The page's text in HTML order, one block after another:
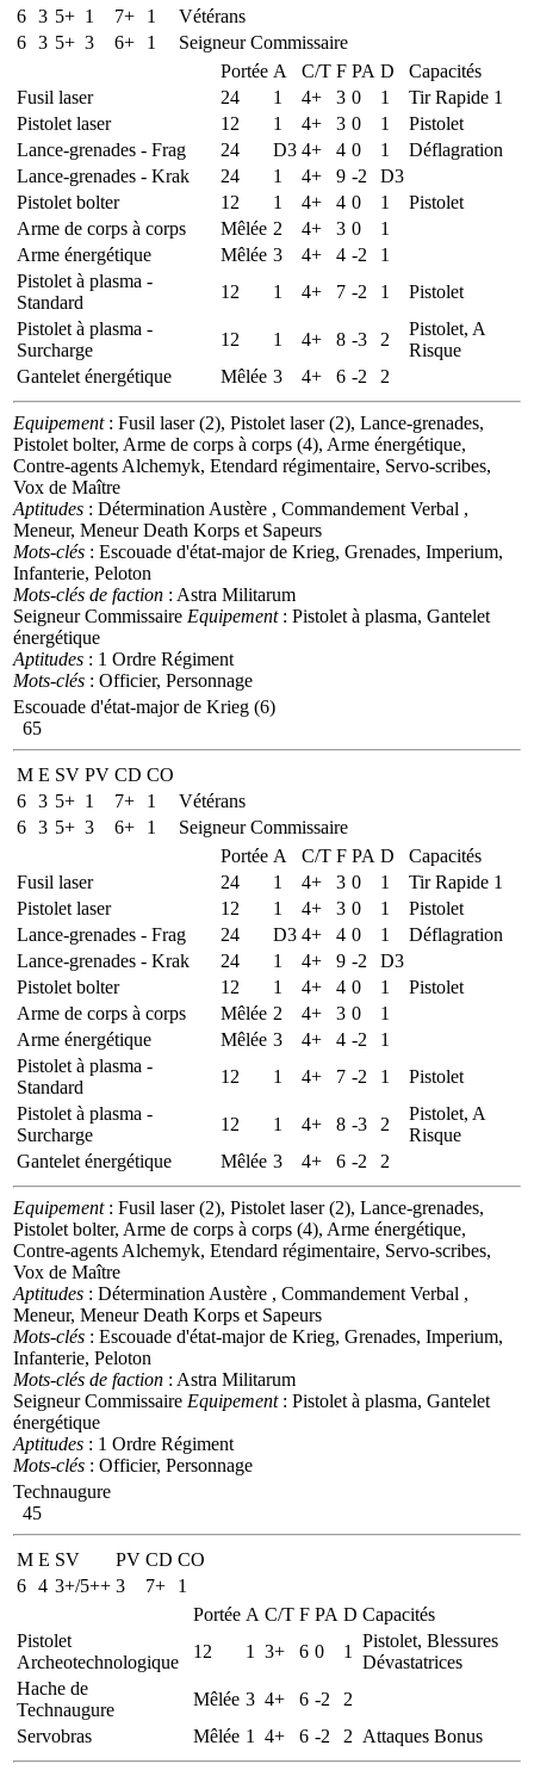
6 3 5+ 1 7+ 1
Vétérans
6 3 5+ 3 6+ 1
Seigneur Commissaire
Portée A C/T F PA D
Capacités
Fusil laser
24 1 4+ 3 0 1
Tir Rapide 1
Pistolet laser
12 1 4+ 3 0 1
Pistolet
Lance-grenades - Frag
24 D3 4+ 4 0 1
Déflagration
Lance-grenades - Krak
24 1 4+ 9 -2
D3
Pistolet bolter
12 1 4+ 4 0 1
Pistolet
Arme de corps à corps
Mêlée 2 4+ 3 0
1
Arme énergétique
Mêlée 3 4+ 4 -2
1
Pistolet à plasma -
Standard
12 1 4+ 7 -2 1
Pistolet
Pistolet à plasma -
Surcharge
12 1 4+ 8 -3 2
Pistolet, A
Risque
Gantelet énergétique
Mêlée 3 4+ 6 -2 2
Equipement: Fusil laser (2), Pistolet laser (2), Lance-grenades,
Pistolet bolter, Arme de corps à corps (4), Arme énergétique,
Contre-agents Alchemyk, Etendard régimentaire, Servo-scribes,
Vox de Maître
Aptitudes : Détermination Austère , Commandement Verbal ,
Meneur, Meneur Death Korps et Sapeurs
Mots-clés : Escouade d'état-major de Krieg, Grenades, Imperium,
Infanterie, Peloton
Mots-clés de faction : Astra Militarum
Seigneur Commissaire Equipement: Pistolet à plasma, Gantelet
énergétique
Aptitudes : 1 Ordre Régiment
Mots-clés : Officier, Personnage
Escouade d'état-major de Krieg (6)
65
M E SV PV CD CO
6 3 5+ 1 7+ 1
Vétérans
6 3 5+ 3 6+ 1
Seigneur Commissaire
Portée A C/T F PA D
Capacités
Fusil laser
24 1 4+ 3 0 1
Tir Rapide 1
Pistolet laser
12 1 4+ 3 0 1
Pistolet
Lance-grenades - Frag
24 D3 4+ 4 0 1
Déflagration
Lance-grenades - Krak
24 1 4+ 9 -2
D3
Pistolet bolter
12 1 4+ 4 0 1
Pistolet
Arme de corps à corps
Mêlée 2 4+ 3 0
1
Arme énergétique
Mêlée 3 4+ 4 -2
1
Pistolet à plasma -
Standard
12 1 4+ 7 -2 1
Pistolet
Pistolet à plasma -
Surcharge
12 1 4+ 8 -3 2
Pistolet, A
Risque
Gantelet énergétique
Mêlée 3 4+ 6 -2 2
Equipement: Fusil laser (2), Pistolet laser (2), Lance-grenades,
Pistolet bolter, Arme de corps à corps (4), Arme énergétique,
Contre-agents Alchemyk, Etendard régimentaire, Servo-scribes,
Vox de Maître
Aptitudes : Détermination Austère , Commandement Verbal ,
Meneur, Meneur Death Korps et Sapeurs
Mots-clés : Escouade d'état-major de Krieg, Grenades, Imperium,
Infanterie, Peloton
Mots-clés de faction : Astra Militarum
Seigneur Commissaire Equipement: Pistolet à plasma, Gantelet
énergétique
Aptitudes : 1 Ordre Régiment
Mots-clés : Officier, Personnage
Technaugure
45
M E SV PV CD CO
6 4 3+/5++ 3 7+
1
Portée A C/T F PA D Capacités
Pistolet
Archeotechnologique
12 1 3+ 6 0 1
Pistolet, Blessures
Dévastatrices
Hache de
Technaugure
Mêlée 3 4+ 6 -2
2
Servobras
Mêlée 1 4+ 6 -2 2 Attaques Bonus